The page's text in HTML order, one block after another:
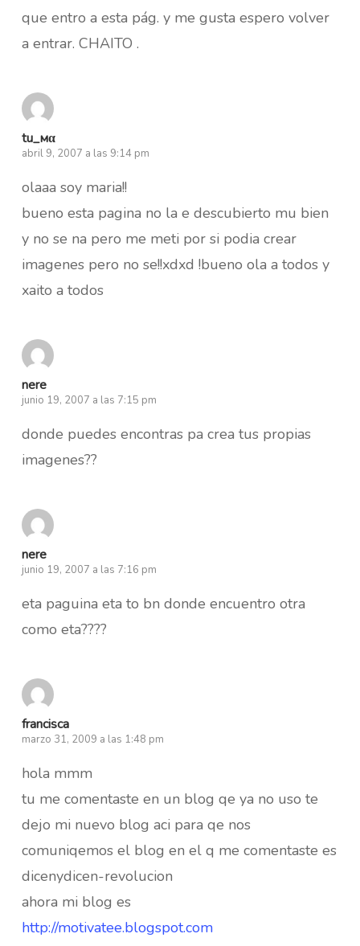
que entro a esta pág. y me gusta espero volver
a entrar. CHAITO .
tu_мα
abril 9, 2007 a las 9:14 pm
olaaa soy maria!!
bueno esta pagina no la e descubierto mu bien
y no se na pero me meti por si podia crear
imagenes pero no se!!xdxd !bueno ola a todos y
xaito a todos
nere
junio 19, 2007 a las 7:15 pm
donde puedes encontras pa crea tus propias
imagenes??
nere
junio 19, 2007 a las 7:16 pm
eta paguina eta to bn donde encuentro otra
como eta????
francisca
marzo 31, 2009 a las 1:48 pm
hola mmm
tu me comentaste en un blog qe ya no uso te
dejo mi nuevo blog aci para qe nos
comuniqemos el blog en el q me comentaste es
dicenydicen-revolucion
ahora mi blog es
http://motivatee.blogspot.com